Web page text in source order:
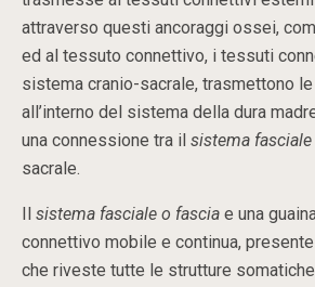
attraverso questi ancoraggi ossei,
ed al tessuto connettivo, i tessuti
sistema cranio-sacrale, trasmettono
all’interno del sistema della dura
una connessione tra il sistema fasciale
sacrale.
Il sistema fasciale o fascia e una
connettivo mobile e continua,
che riveste tutte le strutture